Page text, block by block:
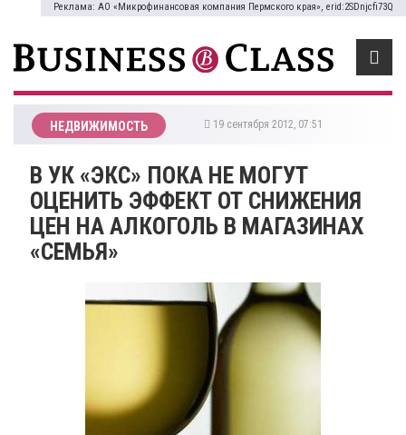
Реклама: АО «Микрофинансовая компания Пермского края», erid:2SDnjcfi73Q
НЕДВИЖИМОСТЬ 19 сентября 2012, 07:51
В УК «ЭКС» ПОКА НЕ МОГУТ
ОЦЕНИТЬ ЭФФЕКТ ОТ СНИЖЕНИЯ
ЦЕН НА АЛКОГОЛЬ В МАГАЗИНАХ
«СЕМЬЯ»